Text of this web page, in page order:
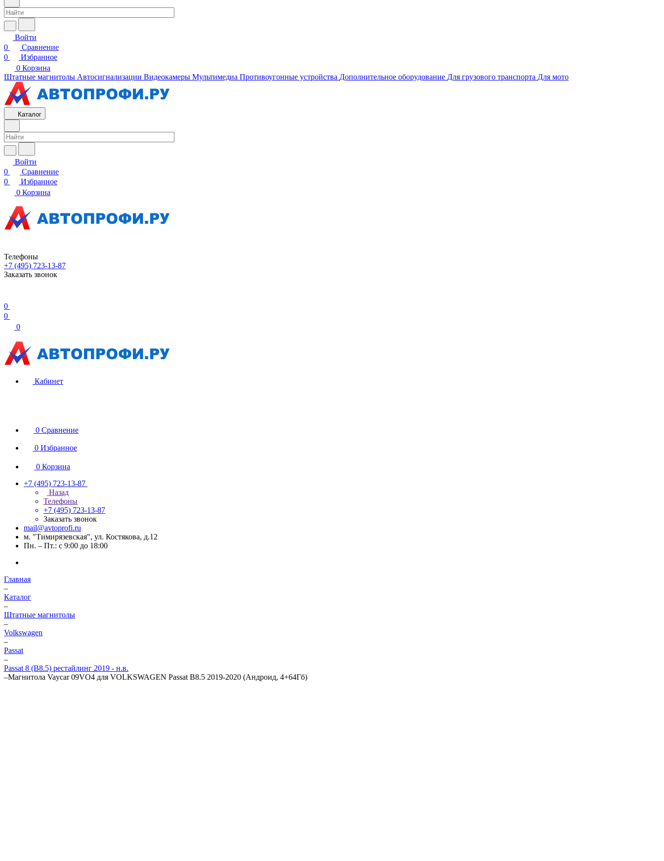
Войти
0
Сравнение
0
Избранное
0 Корзина
Штатные магнитолы Автосигнализации Видеокамеры Мультимедиа Противоугонные устройства Дополнительное оборудование Для грузового транспорта Для мото
Каталог
Войти
0
Сравнение
0
Избранное
0 Корзина
Телефоны
+7 (495) 723-13-87
Заказать звонок
0
0
0
Кабинет
0 Сравнение
0 Избранное
0 Корзина
+7 (495) 723-13-87
Назад
Телефоны
+7 (495) 723-13-87
Заказать звонок
mail@avtoprofi.ru
м. "Тимирязевская", ул. Костякова, д.12
Пн. – Пт.: с 9:00 до 18:00
Главная
–
Каталог
–
Штатные магнитолы
–
Volkswagen
–
Passat
–
Passat 8 (B8.5) рестайлинг 2019 - н.в.
–Магнитола Vaycar 09VO4 для VOLKSWAGEN Passat B8.5 2019-2020 (Андроид, 4+64Гб)